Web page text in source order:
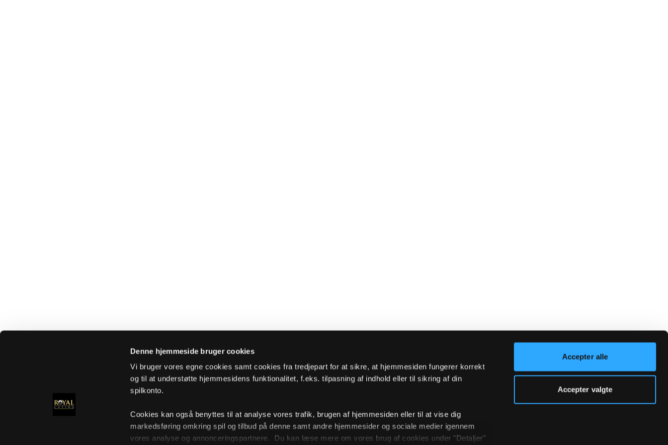
Denne hjemmeside bruger cookies
Vi bruger vores egne cookies samt cookies fra tredjepart for at sikre, at hjemmesiden fungerer korrekt
og til at understøtte hjemmesidens funktionalitet, f.eks. tilpasning af indhold eller til sikring af din
spilkonto.
Cookies kan også benyttes til at analyse vores trafik, brugen af hjemmesiden eller til at vise dig
markedsføring omkring spil og tilbud på denne samt andre hjemmesider og sociale medier igennem
vores analyse og annonceringspartnere. Du kan læse mere om vores brug af cookies under "Detaljer"
Accepter alle
Accepter valgte